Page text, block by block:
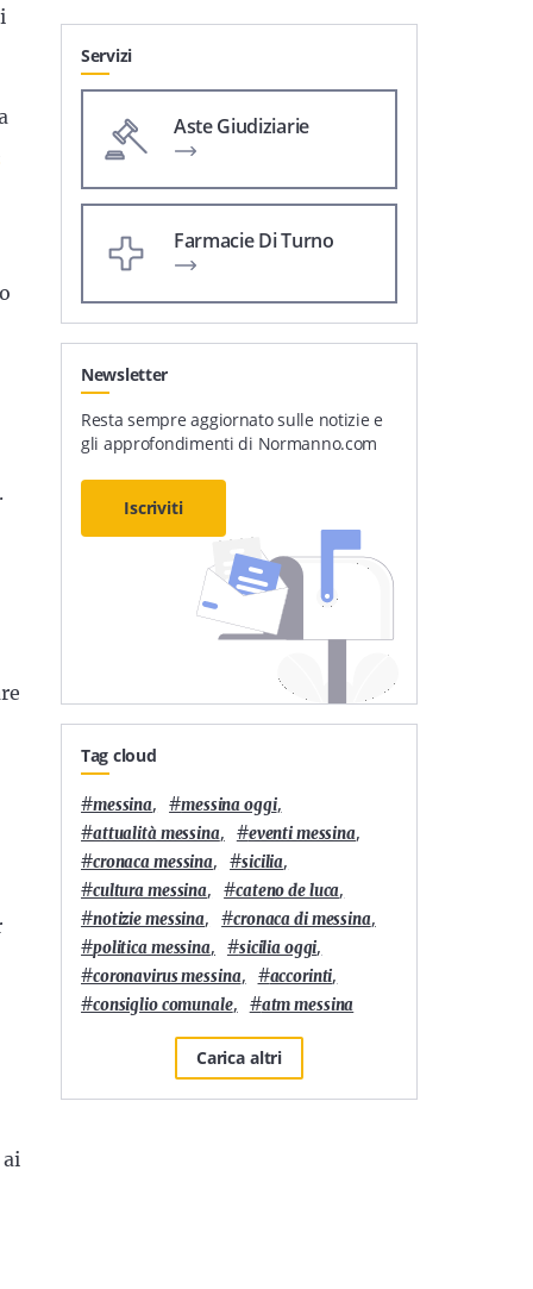
ai
Servizi
Aste Giudiziarie
Farmacie Di Turno
Newsletter
Resta sempre aggiornato sulle notizie e
gli approfondimenti di Normanno.com
Iscriviti
Tag cloud
#messina, #messina oggi,
#attualità messina, #eventi messina,
#cronaca messina, #sicilia,
#cultura messina, #cateno de luca,
#notizie messina, #cronaca di messina,
#politica messina, #sicilia oggi,
#coronavirus messina, #accorinti,
#consiglio comunale, #atm messina
Carica altri